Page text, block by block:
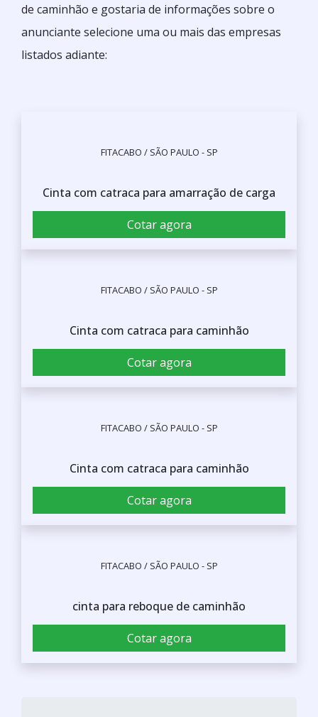
de caminhão e gostaria de informações sobre o
anunciante selecione uma ou mais das empresas
listados adiante:
FITACABO / SÃO PAULO - SP
Cinta com catraca para amarração de carga
Cotar agora
FITACABO / SÃO PAULO - SP
Cinta com catraca para caminhão
Cotar agora
FITACABO / SÃO PAULO - SP
Cinta com catraca para caminhão
Cotar agora
FITACABO / SÃO PAULO - SP
cinta para reboque de caminhão
Cotar agora